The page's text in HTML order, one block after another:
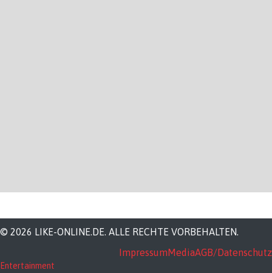
© 2026 LIKE-ONLINE.DE. ALLE RECHTE VORBEHALTEN.
ImpressumMediaAGB/Datenschutz
Entertainment